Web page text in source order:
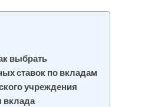
выбрать
ставок по вкладам
учреждения
вклада